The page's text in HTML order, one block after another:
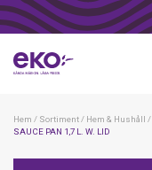
Hem / Sortiment/ Hem & Hushåll /
SAUCE PAN 1,7 L. W. LID